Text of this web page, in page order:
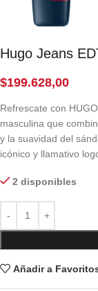
Hugo Jeans
$199.628,00
Refrescate con
masculina que
y la suavidad del
icónico y llamativo
2 disponibles
Añadir a